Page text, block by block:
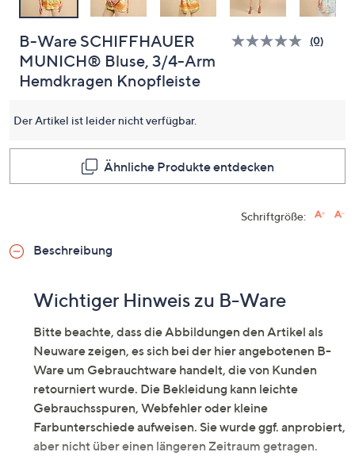
anzuzeigen.
B-Ware SCHIFFHAUER
MUNICH® Bluse, 3/4-Arm
Hemdkragen Knopfleiste
Bisher
Link
Seite.
(0)
Der Artikel ist leider nicht verfügbar.
Ähnliche Produkte entdecken
Schriftgröße:
Beschreibung
Wichtiger Hinweis zu B-Ware
Bitte beachte, dass die Abbildungen den Artikel als
Neuware zeigen, es sich bei der hier angebotenen B-
Ware um Gebrauchtware handelt, die von Kunden
retourniert wurde. Die Bekleidung kann leichte
Gebrauchsspuren, Webfehler oder kleine
Farbunterschiede aufweisen. Sie wurde ggf. anprobiert,
aber nicht über einen längeren Zeitraum getragen.